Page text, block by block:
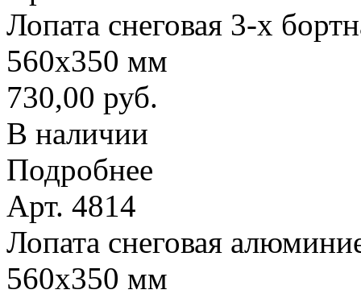
Лопата снеговая 3-х
560х350 мм
730,00 руб.
В наличии
Подробнее
Арт. 4814
Лопата снеговая
560х350 мм